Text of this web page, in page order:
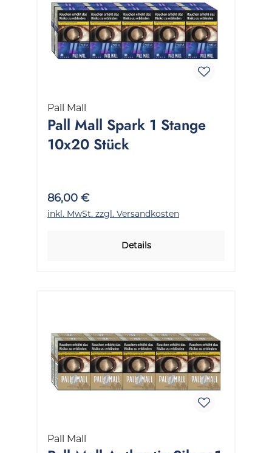
Pall Mall
Pall Mall Spark 1 Stange
10x20 Stück
86,00 €
inkl. MwSt. zzgl. Versandkosten
Details
Pall Mall